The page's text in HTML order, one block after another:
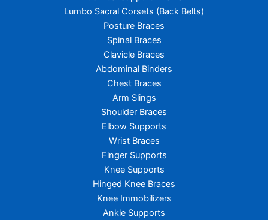
Lumbo Sacral Corsets (Back Belts)
Posture Braces
Spinal Braces
Clavicle Braces
Abdominal Binders
Chest Braces
Arm Slings
Shoulder Braces
Elbow Supports
Wrist Braces
Finger Supports
Knee Supports
Hinged Knee Braces
Knee Immobilizers
Ankle Supports